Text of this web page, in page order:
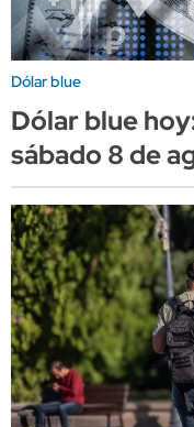
Dólar blue
Dólar blue
sábado 8 de